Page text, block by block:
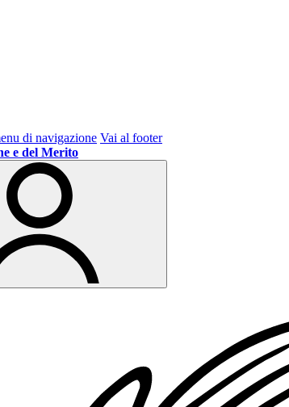
di navigazione Vai al footer
e del Merito